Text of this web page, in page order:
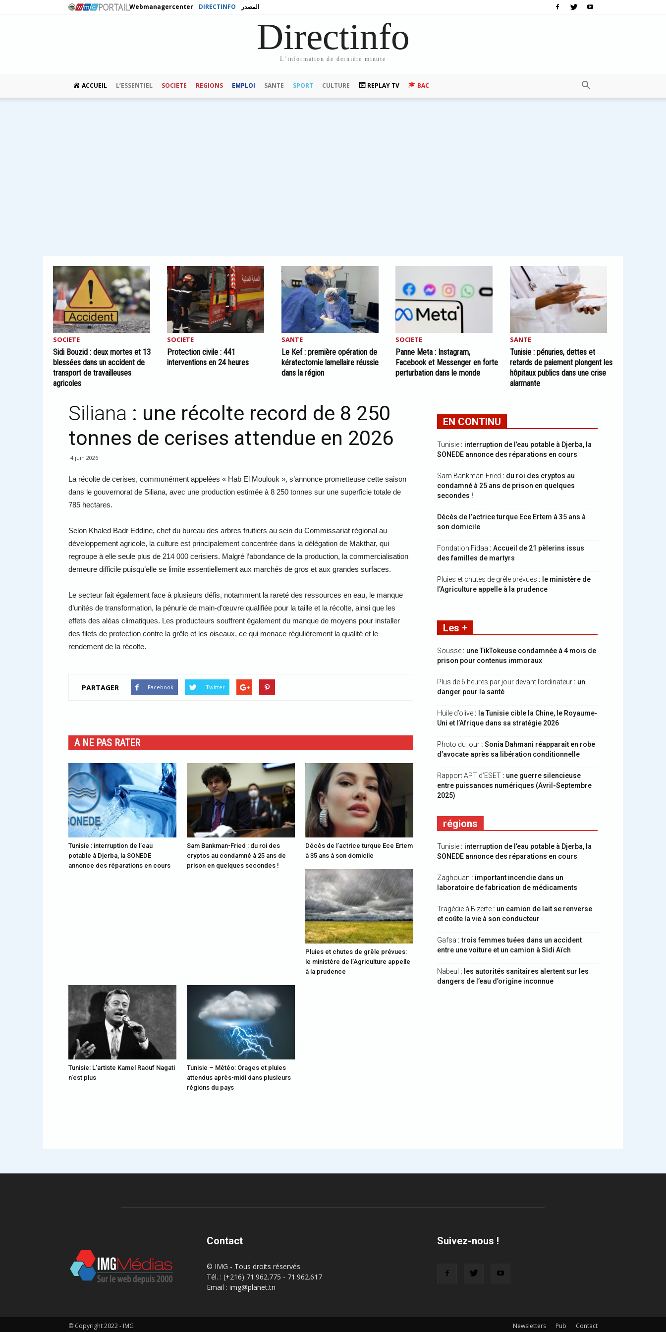
Webmanagercenter DIRECTINFO المصدر
Directinfo
L`information de dernière minute
ACCUEIL L’ESSENTIEL SOCIETE REGIONS EMPLOI SANTE SPORT CULTURE REPLAY TV BAC
SOCIETE
Sidi Bouzid : deux mortes et 13
blessées dans un accident de
transport de travailleuses
agricoles
SOCIETE
Protection civile : 441
interventions en 24 heures
SANTE
Le Kef : première opération de
kératectomie lamellaire réussie
dans la région
SOCIETE
Panne Meta : Instagram,
Facebook et Messenger en forte
perturbation dans le monde
SANTE
Tunisie : pénuries, dettes et
retards de paiement plongent les
hôpitaux publics dans une crise
alarmante
Siliana : une récolte record de 8 250
tonnes de cerises attendue en 2026
4 juin 2026
La récolte de cerises, communément appelées « Hab El Moulouk », s’annonce prometteuse cette saison
dans le gouvernorat de Siliana, avec une production estimée à 8 250 tonnes sur une superficie totale de
785 hectares.
Selon Khaled Badr Eddine, chef du bureau des arbres fruitiers au sein du Commissariat régional au
développement agricole, la culture est principalement concentrée dans la délégation de Makthar, qui
regroupe à elle seule plus de 214 000 cerisiers. Malgré l’abondance de la production, la commercialisation
demeure difficile puisqu’elle se limite essentiellement aux marchés de gros et aux grandes surfaces.
Le secteur fait également face à plusieurs défis, notamment la rareté des ressources en eau, le manque
d’unités de transformation, la pénurie de main-d’œuvre qualifiée pour la taille et la récolte, ainsi que les
effets des aléas climatiques. Les producteurs souffrent également du manque de moyens pour installer
des filets de protection contre la grêle et les oiseaux, ce qui menace régulièrement la qualité et le
rendement de la récolte.
PARTAGER Facebook Twitter
A NE PAS RATER
Tunisie : interruption de l’eau
potable à Djerba, la SONEDE
annonce des réparations en cours
Sam Bankman-Fried : du roi des
cryptos au condamné à 25 ans de
prison en quelques secondes !
Décès de l’actrice turque Ece Ertem
à 35 ans à son domicile
Pluies et chutes de grêle prévues:
le ministère de l’Agriculture appelle
à la prudence
Tunisie: L’artiste Kamel Raouf Nagati
n’est plus
Tunisie – Météo: Orages et pluies
attendus après-midi dans plusieurs
régions du pays
EN CONTINU
Tunisie : interruption de l’eau potable à Djerba, la
SONEDE annonce des réparations en cours
Sam Bankman-Fried : du roi des cryptos au
condamné à 25 ans de prison en quelques
secondes !
Décès de l’actrice turque Ece Ertem à 35 ans à
son domicile
Fondation Fidaa : Accueil de 21 pèlerins issus
des familles de martyrs
Pluies et chutes de grêle prévues : le ministère de
l’Agriculture appelle à la prudence
Les +
Sousse : une TikTokeuse condamnée à 4 mois de
prison pour contenus immoraux
Plus de 6 heures par jour devant l’ordinateur : un
danger pour la santé
Huile d’olive : la Tunisie cible la Chine, le Royaume-
Uni et l’Afrique dans sa stratégie 2026
Photo du jour : Sonia Dahmani réapparaît en robe
d’avocate après sa libération conditionnelle
Rapport APT d’ESET : une guerre silencieuse
entre puissances numériques (Avril-Septembre
2025)
régions
Tunisie : interruption de l’eau potable à Djerba, la
SONEDE annonce des réparations en cours
Zaghouan : important incendie dans un
laboratoire de fabrication de médicaments
Tragédie à Bizerte : un camion de lait se renverse
et coûte la vie à son conducteur
Gafsa : trois femmes tuées dans un accident
entre une voiture et un camion à Sidi Aïch
Nabeul : les autorités sanitaires alertent sur les
dangers de l’eau d’origine inconnue
Contact
© IMG - Tous droits réservés
Tél. : (+216) 71.962.775 - 71.962.617
Email : img@planet.tn
Suivez-nous !
Newsletters Pub Contact
© Copyright 2022 - IMG